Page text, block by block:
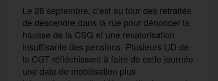
Le 28 septembre, c’est au tour des retraités
de descendre dans la rue pour dénoncer la
hausse de la CSG et une revalorisation
insuffisante des pensions. Plusieurs UD de
la CGT réfléchissent à faire de cette journée
une date de mobilisation plus